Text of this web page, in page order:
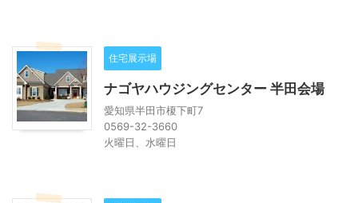
住宅展示場
ナゴヤハウジングセンター 半田会場
愛知県半田市榎下町7
0569-32-3660
火曜日、水曜日